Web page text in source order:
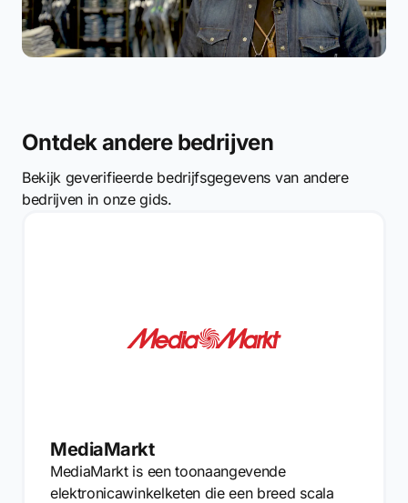
Ontdek andere bedrijven
Bekijk geverifieerde bedrijfsgegevens van andere
bedrijven in onze gids.
MediaMarkt
MediaMarkt is een toonaangevende
elektronicawinkelketen die een breed scala